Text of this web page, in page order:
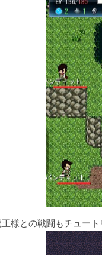
様との戦闘もチュート